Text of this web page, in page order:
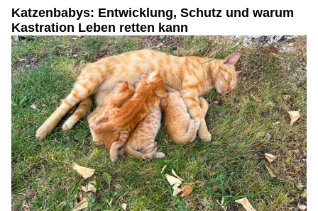
Katzenbabys: Entwicklung, Schutz und warum
Kastration Leben retten kann